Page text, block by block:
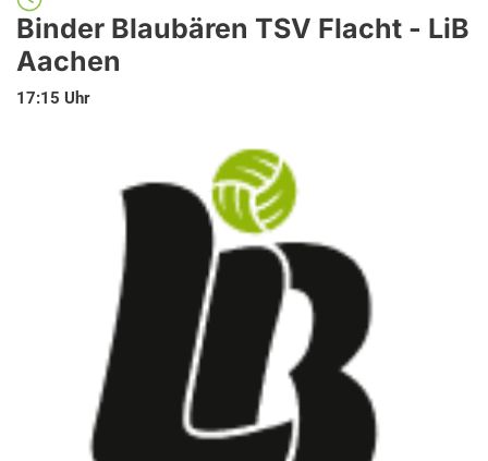
Binder Blaubären TSV Flacht - LiB
Aachen
17:15 Uhr